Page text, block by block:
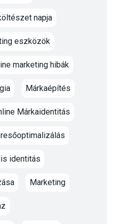
napja
eszközök
marketing hibák
Márkaépítés
Márkaidentitás
identitás
Marketing